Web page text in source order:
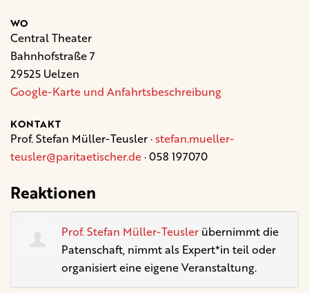
WO
Central Theater
Bahnhofstraße 7
29525 Uelzen
Google-Karte und Anfahrtsbeschreibung
KONTAKT
Prof. Stefan Müller-Teusler ·stefan.mueller-
teusler@paritaetischer.de· 058 197070
Reaktionen
Prof. Stefan Müller-Teusler übernimmt die
Patenschaft, nimmt als Expert*in teil oder
organisiert eine eigene Veranstaltung.